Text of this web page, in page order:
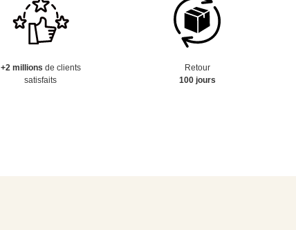
+2 millions de clients
satisfaits
Retour
100 jours